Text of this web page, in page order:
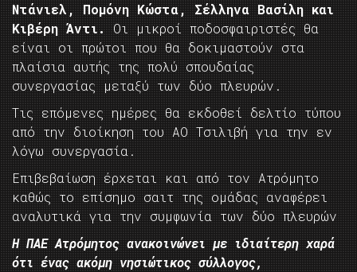
Ντάνιελ, Πομόνη Κώστα, Σέλληνα Βασίλη και
Κιβέρη Άντι.
Οι μικροί ποδοσφαιριστές θα
είναι οι πρώτοι που θα δοκιμαστούν στα
πλαίσια αυτής της πολύ σπουδαίας
συνεργασίας μεταξύ των δύο πλευρών.
Τις επόμενες ημέρες θα εκδοθεί δελτίο τύπου
από την διοίκηση του ΑΟ Τσιλιβή για την εν
λόγω συνεργασία.
Επιβεβαίωση έρχεται και από τον Ατρόμητο
καθώς το επίσημο σαιτ της ομάδας αναφέρει
αναλυτικά για την συμφωνία των δύο πλευρών
Η ΠΑΕ Ατρόμητος ανακοινώνει με ιδιαίτερη χαρά
ότι ένας ακόμη νησιώτικος σύλλογος,